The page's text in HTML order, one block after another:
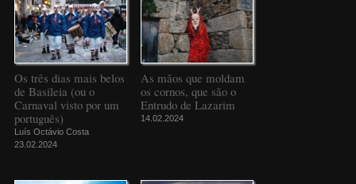
Os três dias mais belos
de Basileia (ou o
Carnaval visto por um
português)
Luís Octávio Costa
23.02.2024
As mãos que moldam
os cornos, que são o
Entrudo de Lazarim
14.02.2024